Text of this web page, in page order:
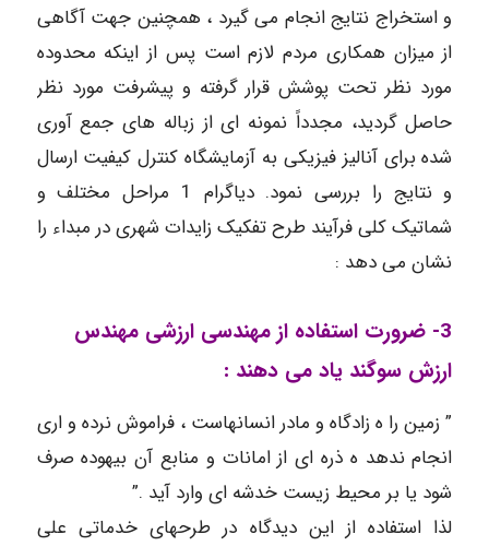
و استخراج نتایج انجام می گیرد ، همچنین جهت آگاهی
از میزان همکاری مردم لازم است پس از اینکه محدوده
مورد نظر تحت پوشش قرار گرفته و پیشرفت مورد نظر
حاصل گردید، مجدداً نمونه ای از زباله های جمع آوری
شده برای آنالیز فیزیکی به آزمایشگاه کنترل کیفیت ارسال
و نتایج را بررسی نمود. دیاگرام 1 مراحل مختلف و
شماتیک کلی فرآیند طرح تفکیک زایدات شهری در مبداء را
نشان می دهد :
3- ضرورت استفاده از مهندسی ارزشی مهندس
ارزش سوگند یاد می دهند :
” زمین را ه زادگاه و مادر انسانهاست ، فراموش نرده و اری
انجام ندهد ه ذره ای از امانات و منابع آن بیهوده صرف
شود یا بر محیط زیست خدشه ای وارد آید .”
لذا استفاده از این دیدگاه در طرحهای خدماتی علی